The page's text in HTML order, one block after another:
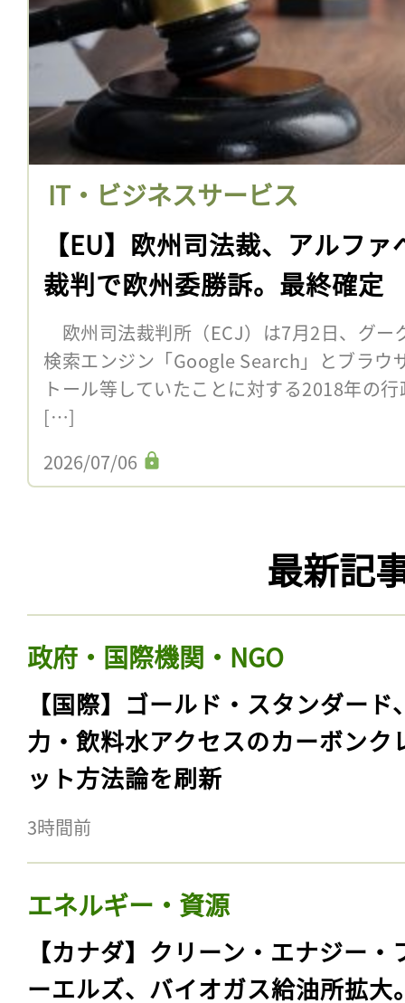
IT・ビジネスサービス
【EU】欧州司法裁、アルフ
裁判で欧州委勝訴。最終確定
欧州司法裁判所（ECJ）は7月2日、グ
検索エンジン「Google Search」とブラウ
トール等していたことに対する2018年の
[…]
2026/07/06
最新記
政府・国際機関・NGO
【国際】ゴールド・スタンダード
力・飲料水アクセスのカーボンク
ット方法論を刷新
3時間前
エネルギー・資源
【カナダ】クリーン・エナジー・
ーエルズ、バイオガス給油所拡大